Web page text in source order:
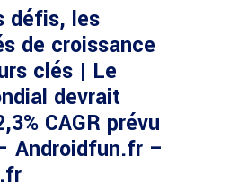
défis, les
de croissance
clés | Le
devrait
CAGR prévu
Androidfun.fr –